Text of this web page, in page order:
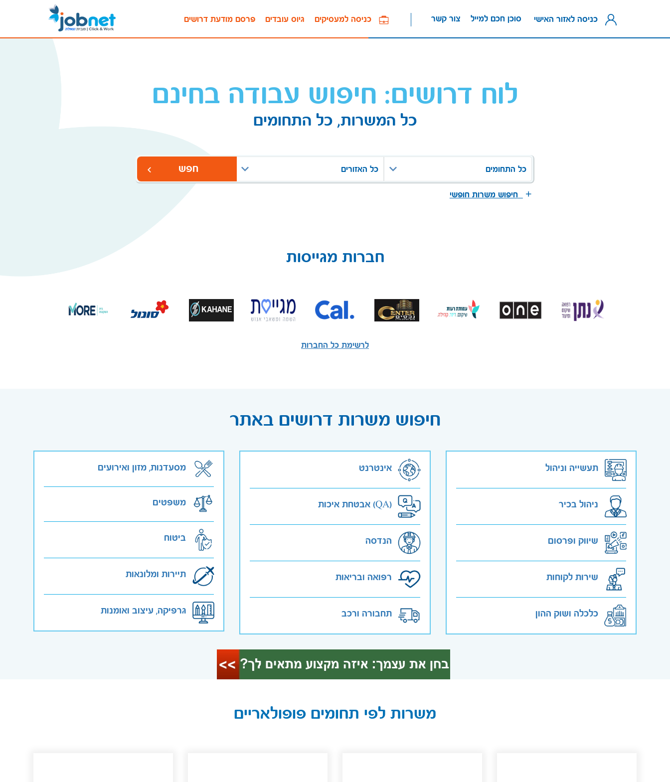
פרסם מודעת דרושים גיוס עובדים כניסה למעסיקים צור קשר סוכן חכם למייל כניסה לאזור האישי
לוח דרושים: חיפוש עבודה בחינם
כל המשרות, כל התחומים
כל התחומים כל האזורים חפש
חיפוש משרות חופשי
חברות מגייסות
לרשימת כל החברות
חיפוש משרות דרושים באתר
תעשייה וניהול
ניהול בכיר
שיווק ופרסום
שירות לקוחות
כלכלה ושוק ההון
אינטרנט
אבטחת איכות (QA)
הנדסה
רפואה ובריאות
תחבורה ורכב
מסעדנות, מזון ואירועים
משפטים
ביטוח
תיירות ומלונאות
גרפיקה, עיצוב ואומנות
משרות לפי תחומים פופולאריים